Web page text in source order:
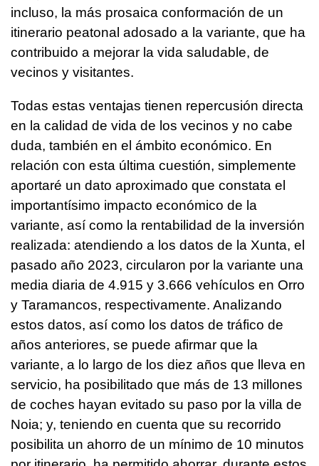
incluso, la más prosaica conformación de un
itinerario peatonal adosado a la variante, que ha
contribuido a mejorar la vida saludable, de
vecinos y visitantes.
Todas estas ventajas tienen repercusión directa
en la calidad de vida de los vecinos y no cabe
duda, también en el ámbito económico. En
relación con esta última cuestión, simplemente
aportaré un dato aproximado que constata el
importantísimo impacto económico de la
variante, así como la rentabilidad de la inversión
realizada: atendiendo a los datos de la Xunta, el
pasado año 2023, circularon por la variante una
media diaria de 4.915 y 3.666 vehículos en Orro
y Taramancos, respectivamente. Analizando
estos datos, así como los datos de tráfico de
años anteriores, se puede afirmar que la
variante, a lo largo de los diez años que lleva en
servicio, ha posibilitado que más de 13 millones
de coches hayan evitado su paso por la villa de
Noia; y, teniendo en cuenta que su recorrido
posibilita un ahorro de un mínimo de 10 minutos